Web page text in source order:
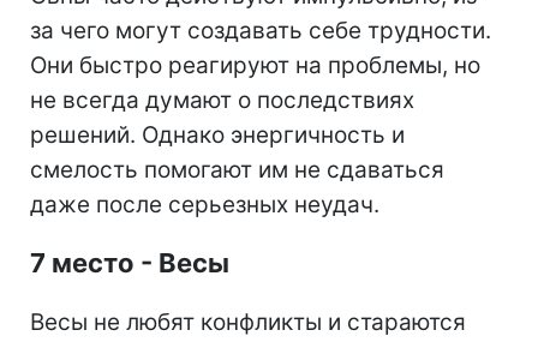
за чего могут создавать себе трудности.
Они быстро реагируют на проблемы, но
не всегда думают о последствиях
решений. Однако энергичность и
смелость помогают им не сдаваться
даже после серьезных неудач.
7 место - Весы
Весы не любят конфликты и стараются